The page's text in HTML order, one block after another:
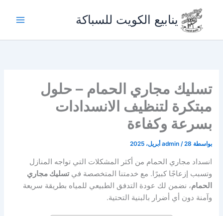
المحتوى
ينابيع الكويت للسباكة
تسليك مجاري الحمام – حلول
مبتكرة لتنظيف الانسدادات
بسرعة وكفاءة
بواسطة admin /28 أبريل، 2025
انسداد مجاري الحمام من أكثر المشكلات التي تواجه المنازل
وتسبب إزعاجًا كبيرًا. مع خدمتنا المتخصصة فيتسليك مجاري
الحمام، نضمن لك عودة التدفق الطبيعي للمياه بطريقة سريعة
وآمنة دون أي أضرار بالبنية التحتية.